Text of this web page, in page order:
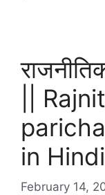
||
in Hindi
February 14,